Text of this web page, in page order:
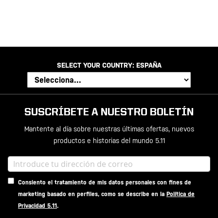
SELECT YOUR COUNTRY: ESPAÑA
SUSCRÍBETE A NUESTRO BOLETÍN
Mantente al día sobre nuestras últimas ofertas, nuevos
productos e historias del mundo 5.11
Consiento el tratamiento de mis datos personales con fines de
marketing basado en perfiles, como se describe en la Política de
Privacidad 5.11.